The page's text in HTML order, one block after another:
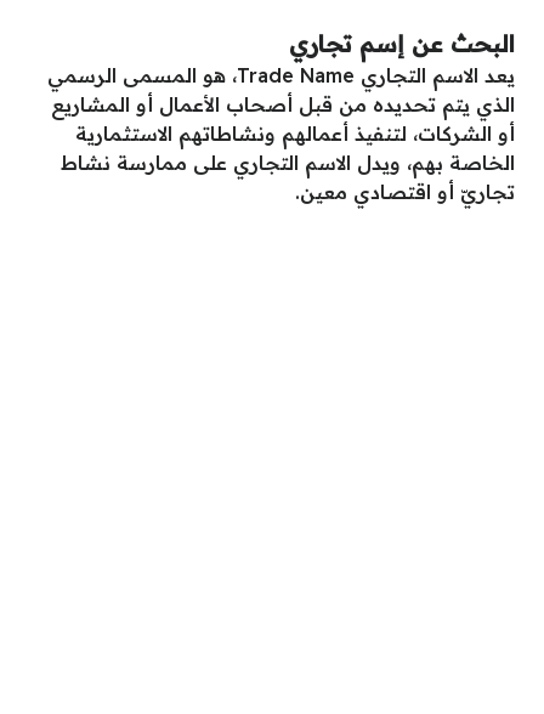
البحث عن إسم تجاري
يعد الاسم التجاري Trade Name، هو المسمى الرسمي
الذي يتم تحديده من قبل أصحاب الأعمال أو المشاريع
أو الشركات، لتنفيذ أعمالهم ونشاطاتهم الاستثمارية
الخاصة بهم، ويدل الاسم التجاري على ممارسة نشاط
تجاريّ أو اقتصادي معين.